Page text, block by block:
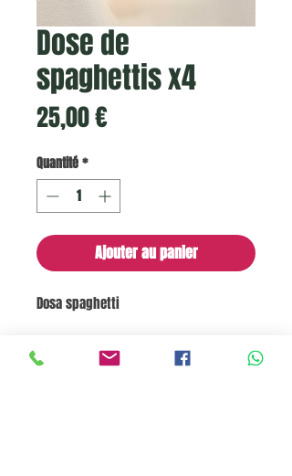
Dose de
spaghettis x4
25,00 €Prix
Quantité*
Ajouter au panier
Dosa spaghetti